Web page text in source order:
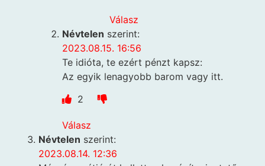
Válasz
Névtelen szerint:
2023.08.15. 16:56
Te idióta, te ezért pénzt kapsz:
Az egyik lenagyobb barom vagy itt.
2
Válasz
Névtelen szerint:
2023.08.14. 12:36